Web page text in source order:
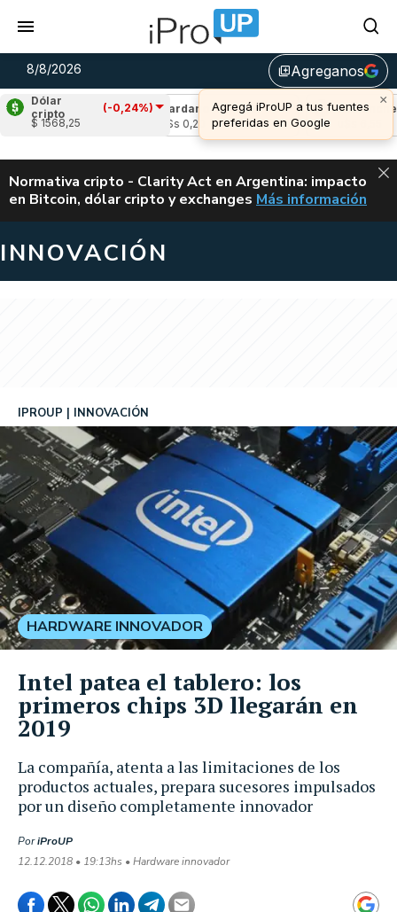
8/8/2026 library_addAgreganos
×
Agregá iProUP a tus fuentes
preferidas en Google
Dólar
cripto
(-0,24%)
$ 1568,25
(0,87%)
Cardano (0,38%)
u$s 0,20
Avalanche
u$s 6,55
ALERTA
Normativa cripto - Clarity Act en Argentina: impacto
en Bitcoin, dólar cripto y exchanges CLARITY ACT EN
Más información
INNOVACIÓN
La compañía, atenta a las limitaciones de los
productos actuales, prepara sucesores impulsados
por un diseño completamente innovador
IPROUP INNOVACIÓN
PoriProUP
12.12.2018 • 19:13hs • Hardware innovador
HARDWARE INNOVADOR
Intel patea el tablero: los
primeros chips 3D llegarán en
2019